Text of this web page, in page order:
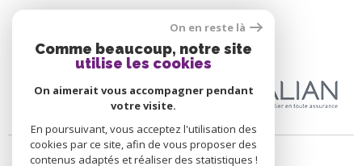
On en reste là
Comme beaucoup, notre site
utilise les cookies
On aimerait vous accompagner pendant
votre visite.
En poursuivant, vous acceptez l'utilisation des
cookies par ce site, afin de vous proposer des
contenus adaptés et réaliser des statistiques !